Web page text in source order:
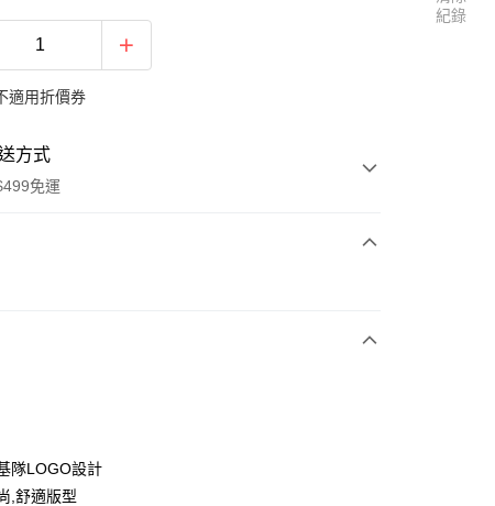
適用折價券
方式
免運
款
隊LOGO設計
,舒適版型
紀錄